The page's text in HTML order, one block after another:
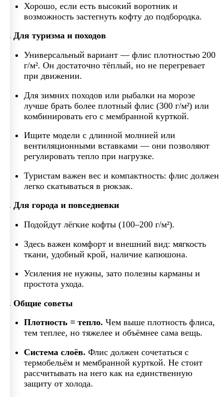
Хорошо, если есть высокий воротник и
возможность застегнуть кофту до подбородка.
2. Для туризма и походов
Универсальный вариант — флис плотностью 200
г/м². Он достаточно тёплый, но не перегревает
при движении.
Для зимних походов или рыбалки на морозе
лучше брать более плотный флис (300 г/м²) или
комбинировать его с мембранной курткой.
Ищите модели с длинной молнией или
вентиляционными вставками — они позволяют
регулировать тепло при нагрузке.
Туристам важен вес и компактность: флис должен
легко скатываться в рюкзак.
3. Для города и повседневки
Подойдут лёгкие кофты (100–200 г/м²).
Здесь важен комфорт и внешний вид: мягкость
ткани, удобный крой, наличие капюшона.
Усиления не нужны, зато полезны карманы и
простота ухода.
4. Общие советы
Плотность = тепло. Чем выше плотность флиса,
тем теплее, но тяжелее и объёмнее сама вещь.
Система слоёв. Флис должен сочетаться с
термобельём и мембранной курткой. Не стоит
рассчитывать на него как на единственную
защиту от холода.